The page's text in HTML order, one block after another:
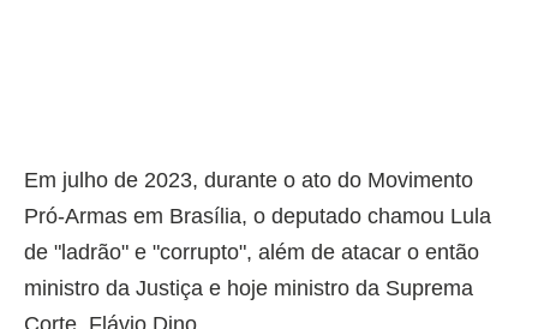
Em julho de 2023, durante o ato do Movimento
Pró-Armas em Brasília, o deputado chamou Lula
de "ladrão" e "corrupto", além de atacar o então
ministro da Justiça e hoje ministro da Suprema